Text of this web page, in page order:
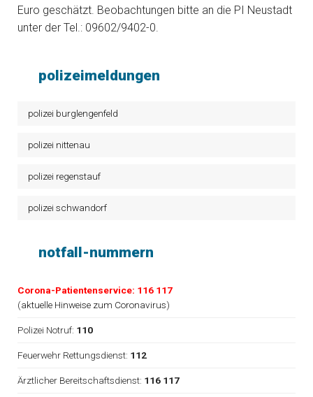
Euro geschätzt. Beobachtungen bitte an die PI Neustadt
unter der Tel.: 09602/9402-0.
polizeimeldungen
polizei burglengenfeld
polizei nittenau
polizei regenstauf
polizei schwandorf
notfall-nummern
Corona-Patientenservice: 116 117
(aktuelle Hinweise zum Coronavirus)
Polizei Notruf: 110
Feuerwehr Rettungsdienst: 112
Ärztlicher Bereitschaftsdienst: 116 117